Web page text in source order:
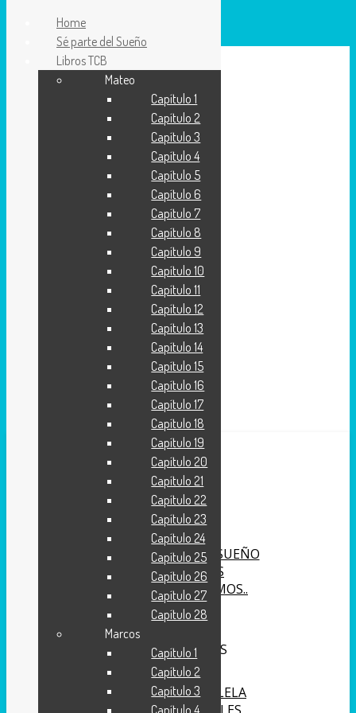
Proyecto Ευαγγελιο
Traducción contemporánea de la Biblia(TCB)
INICIO
APÓYANOS
SÉ PARTE DEL SUEÑO
TALLERES
QUIENES SOMOS..
BIBLIA (TCB)
HERRAMIENTAS
BIBLIA PARALELA
Home
Sé parte del Sueño
Libros TCB
Mateo
Capítulo 1
Capítulo 2
Capítulo 3
Capítulo 4
Capítulo 5
Capítulo 6
Capítulo 7
Capítulo 8
Capítulo 9
Capítulo 10
Capítulo 11
Capítulo 12
Capítulo 13
Capítulo 14
Capítulo 15
Capítulo 16
Capítulo 17
Capítulo 18
Capítulo 19
Capítulo 20
Capítulo 21
Capítulo 22
Capítulo 23
Capítulo 24
Capítulo 25
Capítulo 26
Capítulo 27
Capítulo 28
Marcos
Capítulo 1
Capítulo 2
Capítulo 3
Capítulo 4